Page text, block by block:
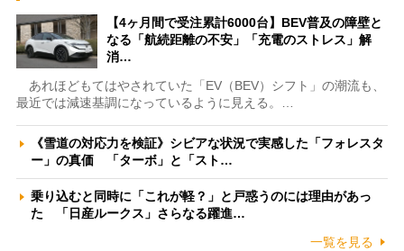
【4ヶ月間で受注累計6000台】BEV普及の障壁と
なる「航続距離の不安」「充電のストレス」解
消…
あれほどもてはやされていた「EV（BEV）シフト」の潮流も、
最近では減速基調になっているように見える。…
《雪道の対応力を検証》シビアな状況で実感した「フォレスタ
ー」の真価 「ターボ」と「スト…
乗り込むと同時に「これが軽？」と戸惑うのには理由があっ
た 「日産ルークス」さらなる躍進…
一覧を見る